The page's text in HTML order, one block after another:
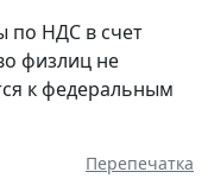
по НДС в счет
физлиц не
к федеральным
Перепечатка